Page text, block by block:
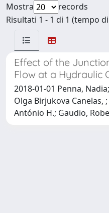
Mostra
records
Risultati 1 - 1 di 1 (tempo
Effect of the
Flow at a Hydraulic
2018-01-01 Penna,
Olga Birjukova Canelas,
António H.; Gaudio,